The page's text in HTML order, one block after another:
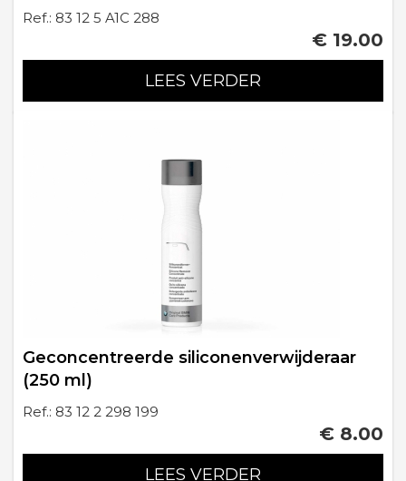
Ref.: 83 12 5 A1C 288
€ 19.00
LEES VERDER
Geconcentreerde siliconenverwijderaar
(250 ml)
Ref.: 83 12 2 298 199
€ 8.00
LEES VERDER